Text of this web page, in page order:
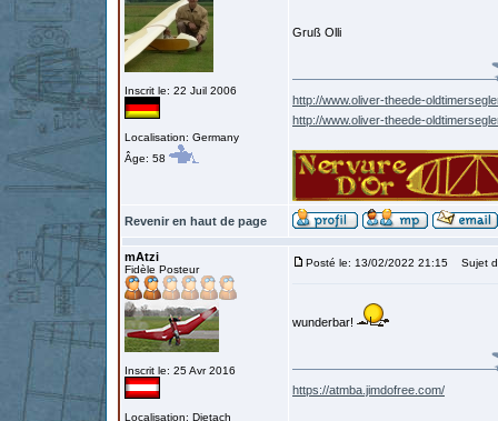
Inscrit le: 22 Juil 2006
Localisation: Germany
Âge: 58
Gruß Olli
http://www.oliver-theede-
http://www.oliver-theede-
Revenir en haut de page
mAtzi
Fidèle Posteur
Inscrit le: 25 Avr 2016
Localisation: Dietach
Posté le: 13/02/2022 21:15 Sujet
wunderbar!
https://atmba.jimdofree.com/